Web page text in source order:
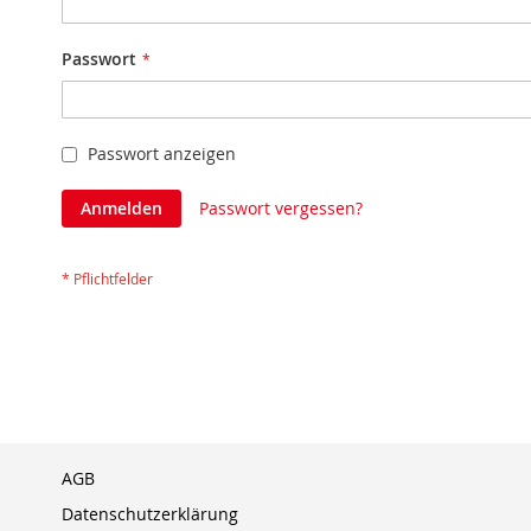
Passwort
Passwort anzeigen
Anmelden Passwort vergessen?
AGB
Datenschutzerklärung